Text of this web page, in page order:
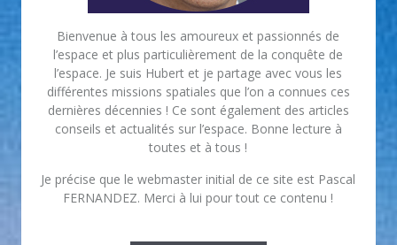
Bienvenue à tous les amoureux et passionnés de
l’espace et plus particulièrement de la conquête de
l’espace. Je suis Hubert et je partage avec vous les
différentes missions spatiales que l’on a connues ces
dernières décennies ! Ce sont également des articles
conseils et actualités sur l’espace. Bonne lecture à
toutes et à tous !
Je précise que le webmaster initial de ce site est Pascal
FERNANDEZ. Merci à lui pour tout ce contenu !